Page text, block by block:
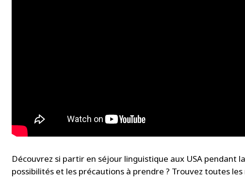
Découvrez si partir en séjour linguistique aux USA pendant
possibilités et les précautions à prendre ? Trouvez toutes les